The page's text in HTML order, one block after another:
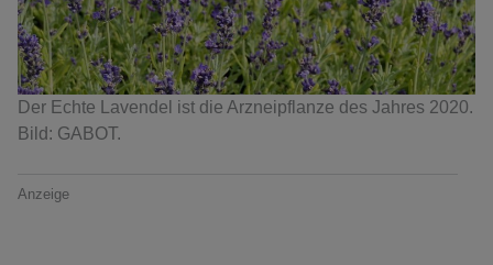
Der Echte Lavendel ist die Arzneipflanze des Jahres 2020.
Bild: GABOT.
Anzeige